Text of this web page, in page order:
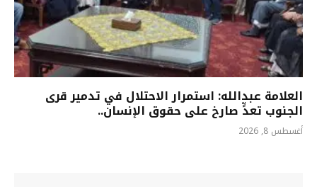
العلامة عبدالله: استمرار الاحتلال في تدمير قرى
الجنوب تعدٍّ صارخ على حقوق الإنسان..
أغسطس 8, 2026